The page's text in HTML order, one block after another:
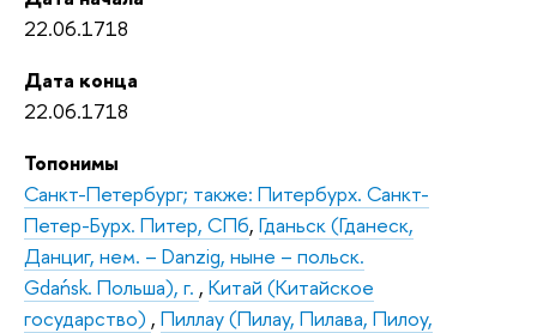
22.06.1718
Дата конца
22.06.1718
Топонимы
Санкт-Петербург; также: Питербурх. Санкт-
Петер-Бурх. Питер, СПб, Гданьск (Гданеск,
Данциг, нем. – Danzig, ныне – польск.
Gdańsk. Польша), г. , Китай (Китайское
государство) , Пиллау (Пилау, Пилава, Пилоу,